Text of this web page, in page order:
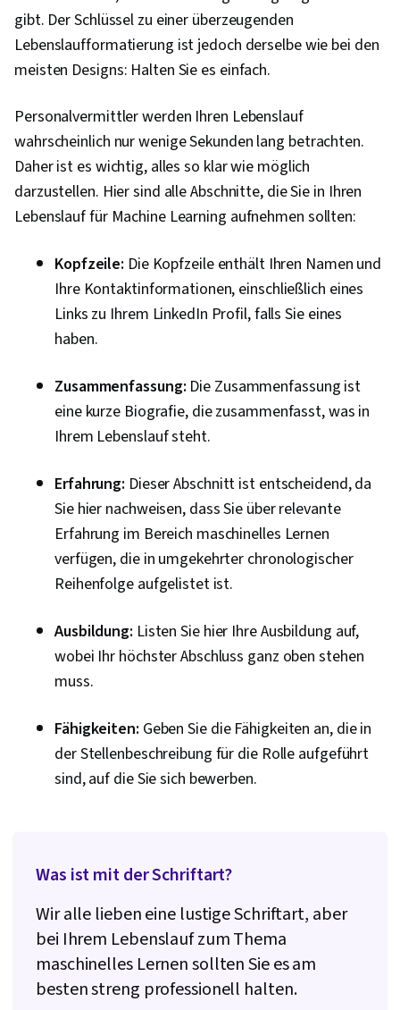
gibt. Der Schlüssel zu einer überzeugenden
Lebenslaufformatierung ist jedoch derselbe wie bei den
meisten Designs: Halten Sie es einfach.
Personalvermittler werden Ihren Lebenslauf
wahrscheinlich nur wenige Sekunden lang betrachten.
Daher ist es wichtig, alles so klar wie möglich
darzustellen. Hier sind alle Abschnitte, die Sie in Ihren
Lebenslauf für Machine Learning aufnehmen sollten:
Kopfzeile: Die Kopfzeile enthält Ihren Namen und
Ihre Kontaktinformationen, einschließlich eines
Links zu Ihrem LinkedIn Profil, falls Sie eines
haben.
Zusammenfassung: Die Zusammenfassung ist
eine kurze Biografie, die zusammenfasst, was in
Ihrem Lebenslauf steht.
Erfahrung: Dieser Abschnitt ist entscheidend, da
Sie hier nachweisen, dass Sie über relevante
Erfahrung im Bereich maschinelles Lernen
verfügen, die in umgekehrter chronologischer
Reihenfolge aufgelistet ist.
Ausbildung: Listen Sie hier Ihre Ausbildung auf,
wobei Ihr höchster Abschluss ganz oben stehen
muss.
Fähigkeiten: Geben Sie die Fähigkeiten an, die in
der Stellenbeschreibung für die Rolle aufgeführt
sind, auf die Sie sich bewerben.
Was ist mit der Schriftart?
Wir alle lieben eine lustige Schriftart, aber
bei Ihrem Lebenslauf zum Thema
maschinelles Lernen sollten Sie es am
besten streng professionell halten.